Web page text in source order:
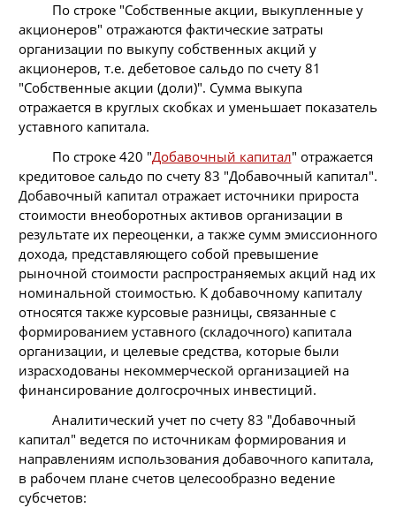
По строке "Собственные акции, выкупленные у
акционеров" отражаются фактические затраты
организации по выкупу собственных акций у
акционеров, т.е. дебетовое сальдо по счету 81
"Собственные акции (доли)". Сумма выкупа
отражается в круглых скобках и уменьшает показатель
уставного капитала.
По строке 420 "Добавочный капитал" отражается
кредитовое сальдо по счету 83 "Добавочный капитал".
Добавочный капитал отражает источники прироста
стоимости внеоборотных активов организации в
результате их переоценки, а также сумм эмиссионного
дохода, представляющего собой превышение
рыночной стоимости распространяемых акций над их
номинальной стоимостью. К добавочному капиталу
относятся также курсовые разницы, связанные с
формированием уставного (складочного) капитала
организации, и целевые средства, которые были
израсходованы некоммерческой организацией на
финансирование долгосрочных инвестиций.
Аналитический учет по счету 83 "Добавочный
капитал" ведется по источникам формирования и
направлениям использования добавочного капитала,
в рабочем плане счетов целесообразно ведение
субсчетов: